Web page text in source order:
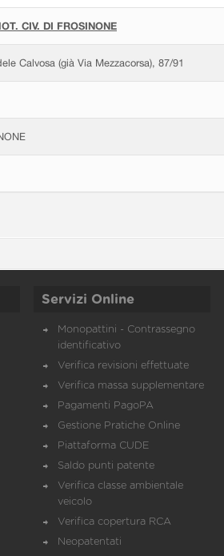
CIV. DI FROSINONE
Calvosa (già Via Mezzacorsa), 87/91
Servizi Online
Monopattini - Contrassegno
identificativo
Verifica revisioni effettuate
Verifica massa supplementare
Pagamenti PagoPA
Gestione Pratiche Online
Piattaforma CUDE
Saldo punti patente
Verifica classe ambientale
veicolo
Verifica copertura RCA
Neopatentati